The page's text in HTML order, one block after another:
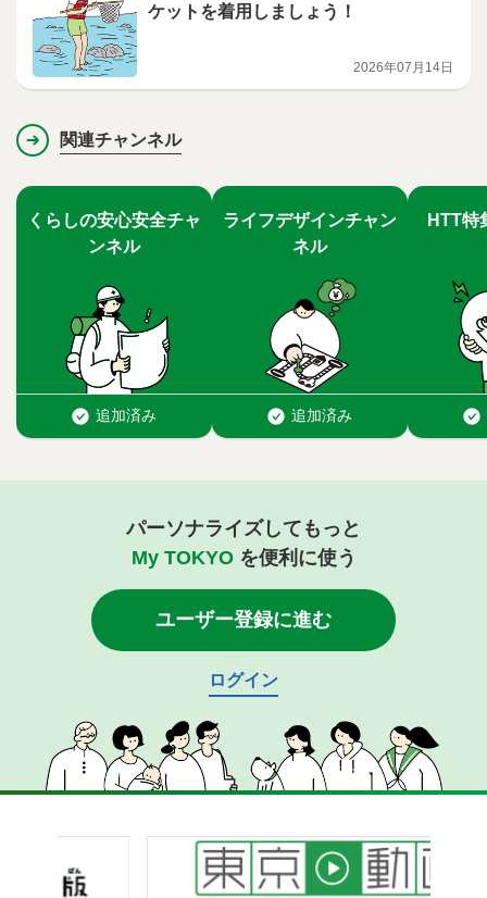
ケットを着用しましょう！
2026年07月14日
関連チャンネル
パーソナライズしてもっと
My TOKYOを便利に使う
ユーザー登録に進む
ログイン